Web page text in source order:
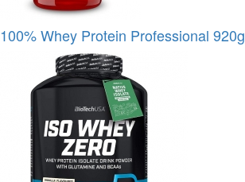
100% Whey Protein Professional 920g